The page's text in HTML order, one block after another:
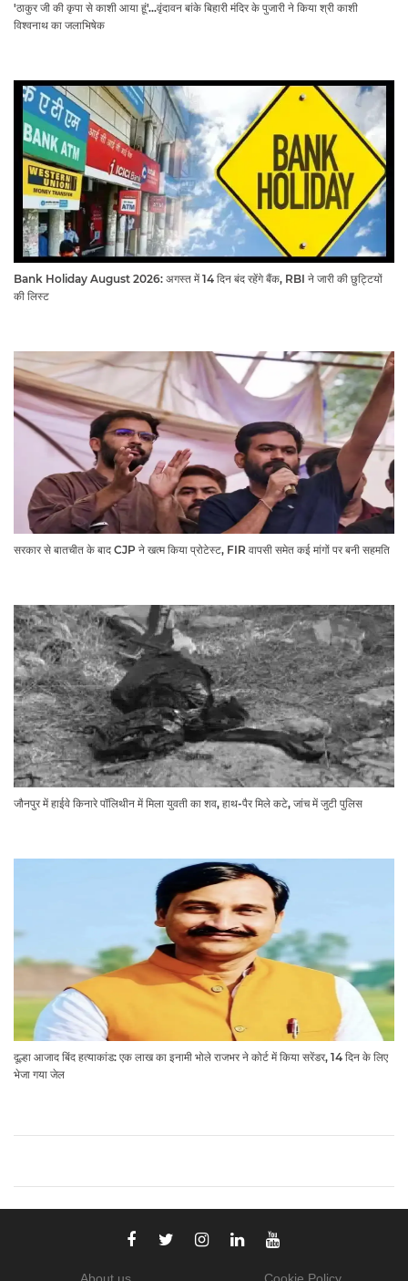
'ठाकुर जी की कृपा से काशी आया हूं'...वृंदावन बांके बिहारी मंदिर के पुजारी ने किया श्री काशी
विश्वनाथ का जलाभिषेक
Bank Holiday August 2026: अगस्त में 14 दिन बंद रहेंगे बैंक, RBI ने जारी की छुट्टियों
की लिस्ट​​​​​​​
सरकार से बातचीत के बाद CJP ने खत्म किया प्रोटेस्ट, FIR वापसी समेत कई मांगों पर बनी सहमति
जौनपुर में हाईवे किनारे पॉलिथीन में मिला युवती का शव, हाथ-पैर मिले कटे, जांच में जुटी पुलिस
दूल्हा आजाद बिंद हत्याकांड: एक लाख का इनामी भोले राजभर ने कोर्ट में किया सरेंडर, 14 दिन के लिए
भेजा गया जेल